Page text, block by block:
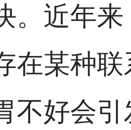
。近年
在某种
好会引